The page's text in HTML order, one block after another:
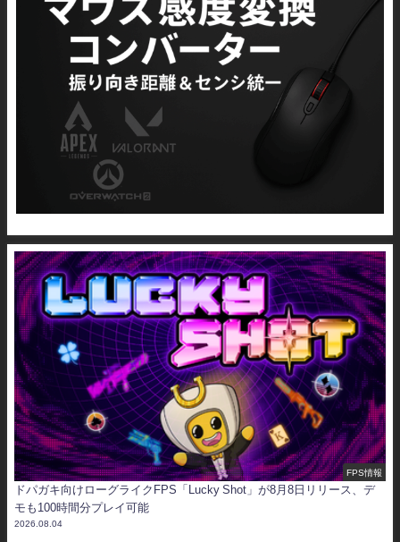
FPS情報
ドパガキ向けローグライクFPS「Lucky Shot」が8月8日リリース、デ
モも100時間分プレイ可能
2026.08.04